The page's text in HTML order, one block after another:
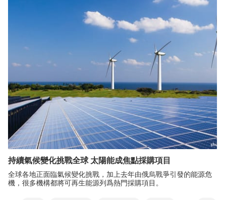
持續氣候變化挑戰全球 太陽能成焦點採購項目
全球各地正面臨氣候變化挑戰，加上去年由俄烏戰爭引發的能源危
機，很多機構都將可再生能源列爲熱門採購項目。